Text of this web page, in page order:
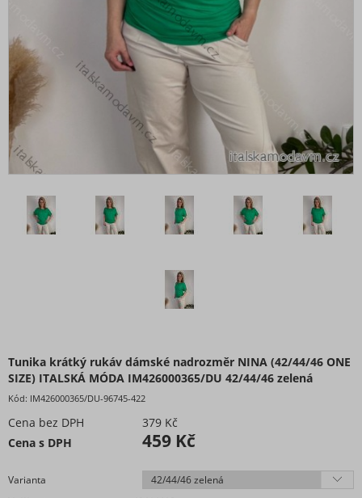
Tunika krátký rukáv dámské nadrozměr NINA (42/44/46 ONE
SIZE) ITALSKÁ MÓDA IM426000365/DU 42/44/46 zelená
Kód: IM426000365/DU-96745-422
Cena bez DPH
379 Kč
Cena s DPH
459 Kč
Varianta